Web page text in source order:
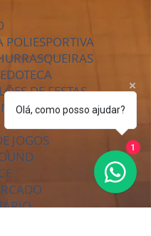
POLIESPORTIVA
DE FESTAS
JOGOS
Olá, como posso ajudar?
1